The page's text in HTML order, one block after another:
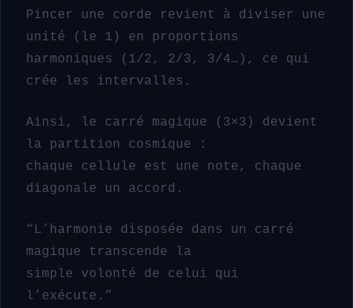
Pincer une corde revient à diviser une
unité (le 1) en proportions
harmoniques (1/2, 2/3, 3/4…), ce qui
crée les intervalles.
Ainsi, le carré magique (3×3) devient
la partition cosmique :
chaque cellule est une note, chaque
diagonale un accord.
“L’harmonie disposée dans un carré
magique transcende la
simple volonté de celui qui
l’exécute.”